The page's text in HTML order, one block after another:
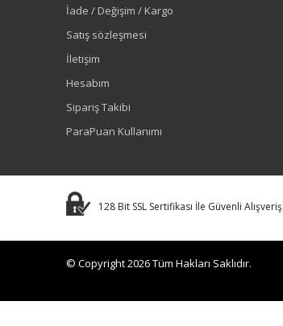
İade / Değişim / Kargo
Satış sözleşmesi
İletişim
Hesabım
Sipariş Takibi
ParaPuan Kullanımı
128 Bit SSL Sertifikası İle Güvenli Alışveriş
© Copyright 2026 Tüm Hakları Saklıdır.